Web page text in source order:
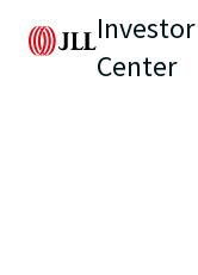
Investor
Center